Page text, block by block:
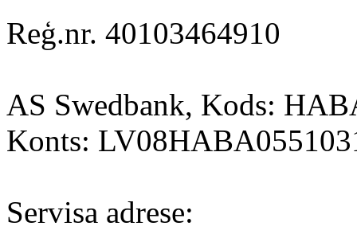
Reģ.nr. 40103464910
AS Swedbank, Kods:
Konts:
Servisa adrese: